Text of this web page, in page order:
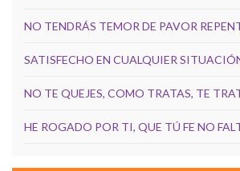
NO TENDRÁS TEMOR DE PAVOR
SATISFECHO EN CUALQUIER
NO TE QUEJES, COMO TRATAS, TE
HE ROGADO POR TI, QUE TÚ FE NO